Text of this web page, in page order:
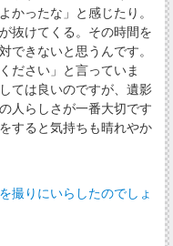
かったな」と感じたり。
抜けてくる。その時間を
できないと思うんです。
ださい」と言っていま
ては良いのですが、遺影
人らしさが一番大切です
すると気持ちも晴れやか
撮りにいらしたのでしょ